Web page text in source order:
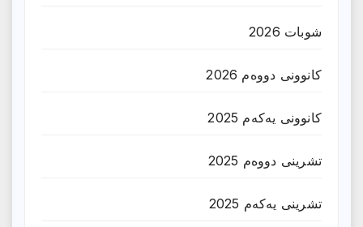
شوبات 2026
کانوونی دووەم 2026
کانوونی یەکەم 2025
تشرینی دووەم 2025
تشرینی یەکەم 2025